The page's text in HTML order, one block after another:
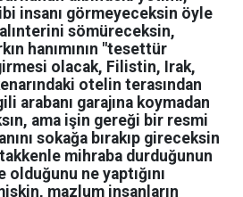
insanı görmeyeceksin öyle
sömüreceksin,
hanımının "tesettür
olacak, Filistin, Irak,
otelin terasından
arabanı garajına koymadan
ama işin gereği bir resmi
sokağa bırakıp gireceksin
mihraba durduğunun
olduğunu ne yaptığını
mazlum insanların